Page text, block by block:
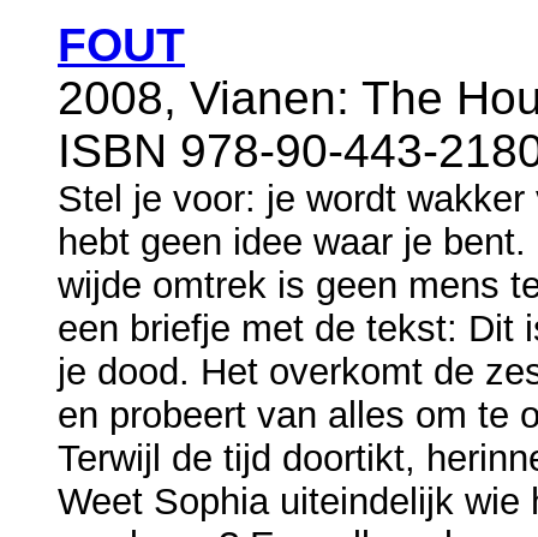
FOUT
2008, Vianen: The
ISBN 978-90-443-
Stel je voor: je wordt
hebt geen idee waar je
wijde omtrek is geen mens
een briefje met de tekst: Dit
je dood. Het overkomt de
en probeert van alles om te
Terwijl de tijd doortikt,
Weet Sophia uiteindelijk